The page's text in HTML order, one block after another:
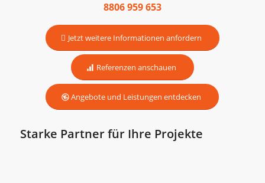
8806 959 653
Jetzt weitere Informationen anfordern
Referenzen anschauen
Angebote und Leistungen entdecken
Starke Partner für Ihre Projekte